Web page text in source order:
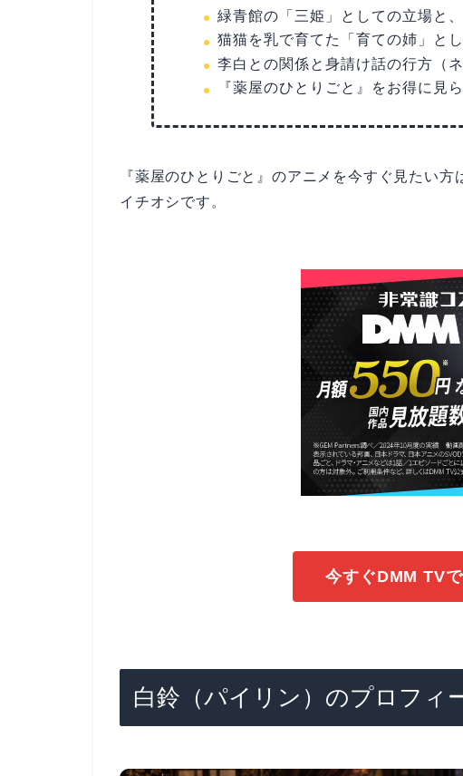
緑青館の「三姫」としての立場と
猫猫を乳で育てた「育ての姉」と
李白との関係と身請け話の行方（
『薬屋のひとりごと』をお得に見
『薬屋のひとりごと』のアニメを今すぐ見たい方
イチオシです。
今すぐDMM TV
白鈴（パイリン）のプロフィ